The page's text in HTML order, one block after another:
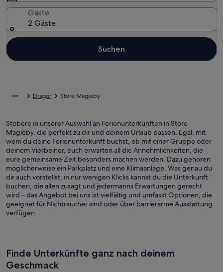
Gäste
2 Gäste
Suchen
Dragor Store Magleby
Stöbere in unserer Auswahl an Ferienunterkünften in Store
Magleby, die perfekt zu dir und deinem Urlaub passen. Egal, mit
wem du deine Ferienunterkunft buchst, ob mit einer Gruppe oder
deinem Vierbeiner, euch erwarten all die Annehmlichkeiten, die
eure gemeinsame Zeit besonders machen werden. Dazu gehören
möglicherweise ein Parkplatz und eine Klimaanlage. Was genau du
dir auch vorstellst, in nur wenigen Klicks kannst du die Unterkunft
buchen, die allen zusagt und jedermanns Erwartungen gerecht
wird – das Angebot bei uns ist vielfältig und umfasst Optionen, die
geeignet für Nichtraucher sind oder über barrierarme Ausstattung
verfügen.
Finde Unterkünfte ganz nach deinem
Geschmack